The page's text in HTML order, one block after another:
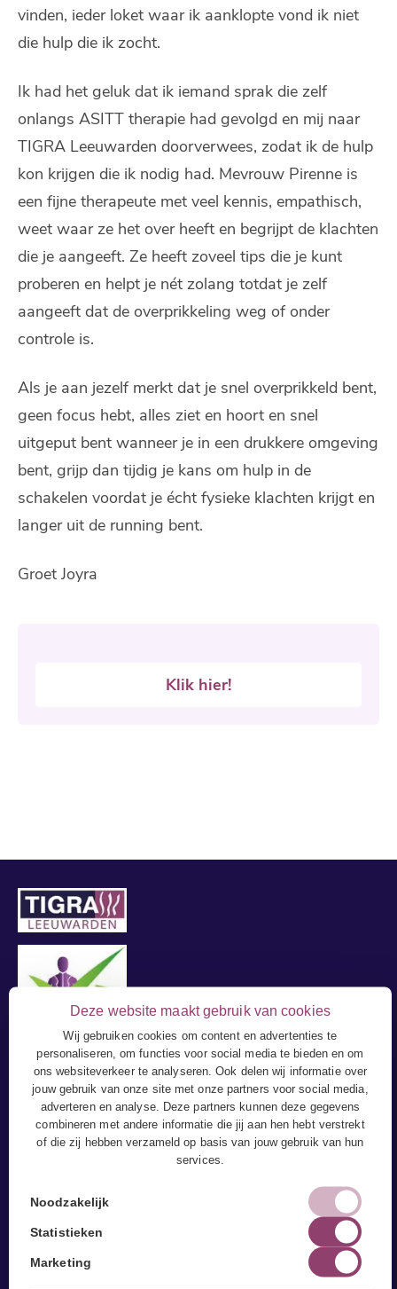
Deze website maakt gebruik van cookies
Wij gebruiken cookies om content en advertenties te
personaliseren, om functies voor social media te bieden en om
ons websiteverkeer te analyseren. Ook delen wij informatie over
jouw gebruik van onze site met onze partners voor social media,
adverteren en analyse. Deze partners kunnen deze gegevens
combineren met andere informatie die jij aan hen hebt verstrekt
of die zij hebben verzameld op basis van jouw gebruik van hun
services.
Noodzakelijk
Statistieken
Marketing
vinden, ieder loket waar ik aanklopte vond ik niet
die hulp die ik zocht.
Ik had het geluk dat ik iemand sprak die zelf
onlangs ASITT therapie had gevolgd en mij naar
TIGRA Leeuwarden doorverwees, zodat ik de hulp
kon krijgen die ik nodig had. Mevrouw Pirenne is
een fijne therapeute met veel kennis, empathisch,
weet waar ze het over heeft en begrijpt de klachten
die je aangeeft. Ze heeft zoveel tips die je kunt
proberen en helpt je nét zolang totdat je zelf
aangeeft dat de overprikkeling weg of onder
controle is.
Als je aan jezelf merkt dat je snel overprikkeld bent,
geen focus hebt, alles ziet en hoort en snel
uitgeput bent wanneer je in een drukkere omgeving
bent, grijp dan tijdig je kans om hulp in de
schakelen voordat je écht fysieke klachten krijgt en
langer uit de running bent.
Groet Joyra
Klik hier!